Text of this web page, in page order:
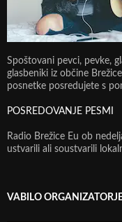
Spoštovani pevci, pevke,
glasbeniki iz občine
posnetke posredujete s
POSREDOVANJE PESMI
Radio Brežice Eu ob
ustvarili ali soustvarili
VABILO